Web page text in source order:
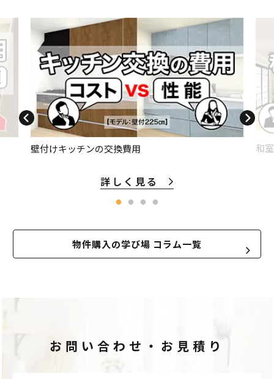
壁付けキッチンの交換費用
詳しく見る
和
物件購入の学び場 コラム一覧
お問い合わせ・お見積り